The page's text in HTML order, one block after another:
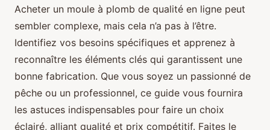
Acheter un moule à plomb de qualité en ligne peut
sembler complexe, mais cela n’a pas à l’être.
Identifiez vos besoins spécifiques et apprenez à
reconnaître les éléments clés qui garantissent une
bonne fabrication. Que vous soyez un passionné de
pêche ou un professionnel, ce guide vous fournira
les astuces indispensables pour faire un choix
éclairé, alliant qualité et prix compétitif. Faites le